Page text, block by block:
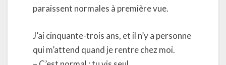
paraissent normales à première vue.
J’ai cinquante-trois ans, et il n’y a personne
qui m’attend quand je rentre chez moi.